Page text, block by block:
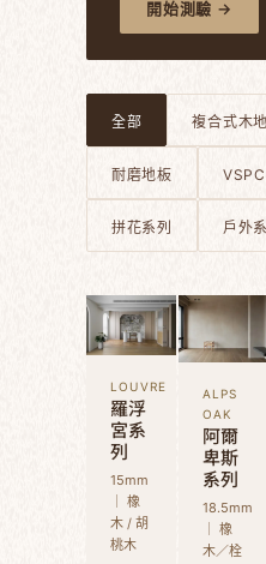
開始測驗 →
全部 複合式木
耐磨地板
拼花系列 戶外
LOUVRE
羅浮
宮系
列
15mm
｜ 橡
木 / 胡
桃木
ALPS
OAK
阿爾
卑斯
系列
18.5mm
｜ 橡
木／栓